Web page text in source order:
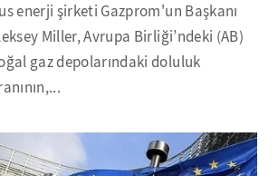
enerji şirketi Gazprom'un Başkanı
Miller, Avrupa Birliği’ndeki (AB)
gaz depolarındaki doluluk